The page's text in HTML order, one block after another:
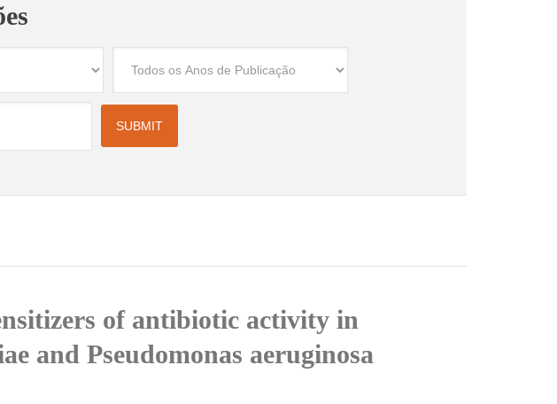
of antibiotic activity in
and Pseudomonas aeruginosa